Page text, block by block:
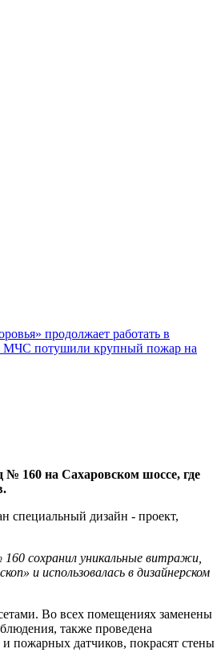
продолжает работать в
МЧС потушили крупный пожар на
160 на Сахаровском шоссе, где
специальный дизайн - проект,
сохранил уникальные витражи,
и использовалась в дизайнерском
Во всех помещениях заменены
также проведена
пожарных датчиков, покрасят стены